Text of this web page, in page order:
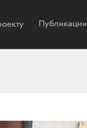
Публикации